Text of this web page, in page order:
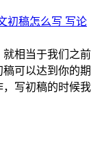
初稿怎么写 写论
相当于我们之前
可以达到你的期
写初稿的时候我